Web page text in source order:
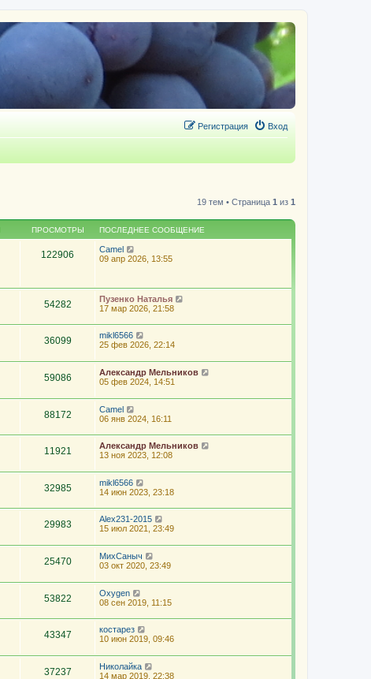
Вход
Регистрация
19 тем • Страница 1 из 1
ПРОСМОТРЫ ПОСЛЕДНЕЕ СООБЩЕНИЕ
122906
Camel
09 апр 2026, 13:55
54282
Пузенко Наталья
17 мар 2026, 21:58
36099
mikl6566
25 фев 2026, 22:14
59086
Александр Мельников
05 фев 2024, 14:51
88172
Camel
06 янв 2024, 16:11
11921
Александр Мельников
13 ноя 2023, 12:08
32985
mikl6566
14 июн 2023, 23:18
29983
Alex231-2015
15 июл 2021, 23:49
25470
МихСаныч
03 окт 2020, 23:49
53822
Oxygen
08 сен 2019, 11:15
43347
костарез
10 июн 2019, 09:46
37237
Николайка
14 мар 2019, 22:38